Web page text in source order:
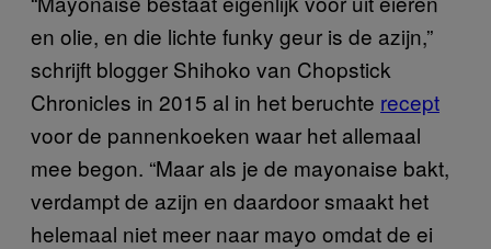
en olie, en die lichte funky geur is de azijn,”
schrijft blogger Shihoko van Chopstick
Chronicles in 2015 al in het beruchte recept
voor de pannenkoeken waar het allemaal
mee begon. “Maar als je de mayonaise bakt,
verdampt de azijn en daardoor smaakt het
helemaal niet meer naar mayo omdat de ei